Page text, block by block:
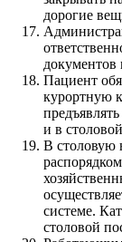
дорогие
документов
Пациент
курортную
и в
В столовую
системе.
столовой